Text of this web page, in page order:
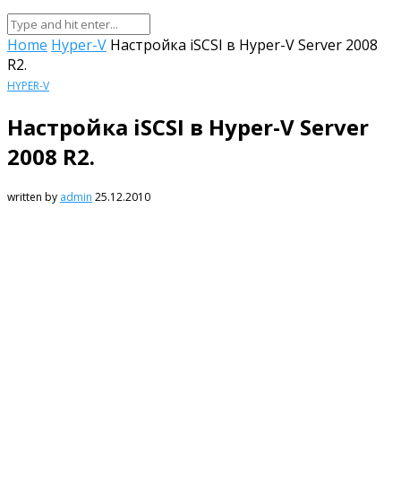
Home Hyper-V Настройка iSCSI в Hyper-V Server 2008
R2.
HYPER-V
Настройка iSCSI в Hyper-V Server
2008 R2.
written by admin 25.12.2010